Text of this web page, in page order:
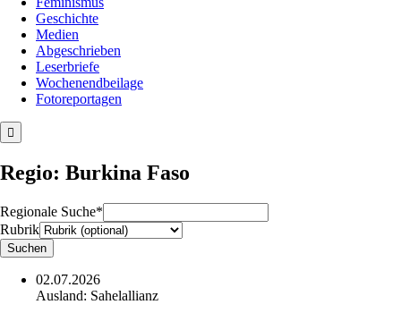
Geschichte
Medien
Abgeschrieben
Leserbriefe
Wochenendbeilage
Fotoreportagen
Regio: Burkina Faso
Regionale Suche*
Rubrik
02.07.2026
Ausland: Sahelallianz